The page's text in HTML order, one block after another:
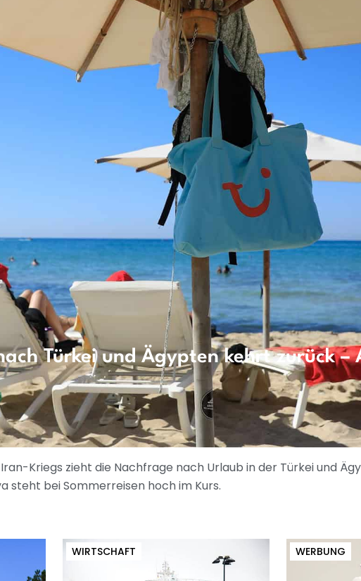
Türkei und Ägypten kehrt zurück –
Kriegs zieht die Nachfrage nach Urlaub in der Türkei und
steht bei Sommerreisen hoch im Kurs.
WIRTSCHAFT WERBUNG